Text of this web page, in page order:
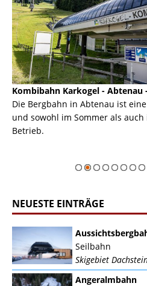
Kombibahn Karkogel - Abtenau
Die Bergbahn in Abtenau ist
und sowohl im Sommer als
Betrieb.
NEUESTE EINTRÄGE
Seilbahn
Skigebiet
Angeralmbahn